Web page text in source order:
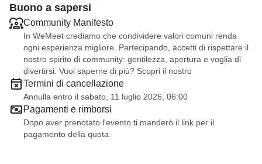
Buono a sapersi
Community Manifesto
In WeMeet crediamo che condividere valori comuni renda
ogni esperienza migliore. Partecipando, accetti di rispettare il
nostro spirito di community: gentilezza, apertura e voglia di
divertirsi. Vuoi saperne di più? Scopri il nostro
Termini di cancellazione
Annulla entro il sabato, 11 luglio 2026, 06:00
Pagamenti e rimborsi
Dopo aver prenotato l'evento ti manderò il link per il
pagamento della quota.